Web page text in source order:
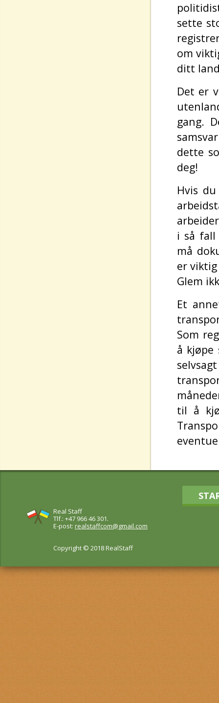
sette
om
ditt
Det er
gang.
dette
deg!
Hvis
i så fall
må
er
Glem
Et
Som
å
til å
Real Staff
Tlf.: +47 966 46 301.
E-post: realstaffcom@gmail.com
Copyright © 2018 RealStaff